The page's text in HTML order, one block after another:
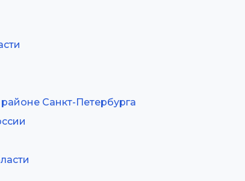
Санкт-Петербурга